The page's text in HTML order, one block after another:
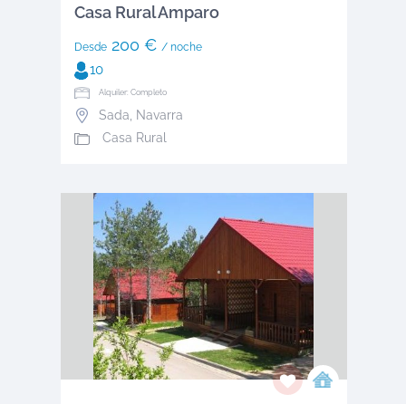
Casa Rural Amparo
Desde200 € / noche
10
Alquiler: Completo
Sada
Navarra
Casa Rural